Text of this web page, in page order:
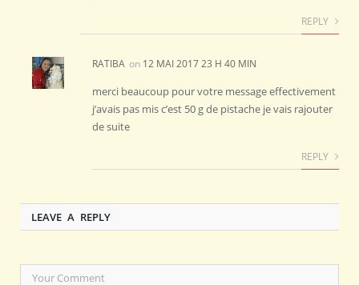
REPLY
RATIBA on 12 MAI 2017 23 H 40 MIN
merci beaucoup pour votre message effectivement
j’avais pas mis c’est 50 g de pistache je vais rajouter
de suite
REPLY
LEAVE A REPLY